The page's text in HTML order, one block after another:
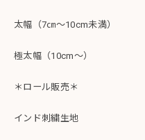
太幅（7㎝～10cm未満）
極太幅（10cm～）
＊ロール販売＊
インド刺繍生地